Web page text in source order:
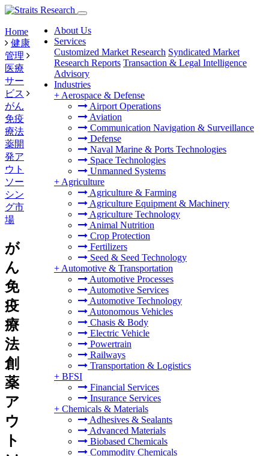
About Us
Services
Customized Market Research Syndicated Market
Research Reports Transaction & Legal Intelligence
Advisory
Industries
+ Aerospace & Defense
Airport Operations
Aviation
Communication Navigation & Surveillance
Defense
Naval Marine & Ports Technologies
Space Technologies
Unmanned Systems
+ Agriculture
Agriculture & Farming
Agriculture Equipment & Machinery
Agriculture Technology
Animal Nutrition
Crop Protection
Fertilizers
Seed & Seed Technology
+ Automotive & Transportation
Automotive Processes
Automotive Services
Automotive Technology
Autonomous Vehicles
Chasis & Body
Electric Vehicle
Powertrain
Railways
Transportation & Logistics
+ BFSI
Financial Services
Insurance Services
+ Chemicals & Materials
Adhesives & Sealants
Advanced Materials
Biobased Chemicals
Commodity Chemicals
Home
健康
管理
医療
サー
ビス
がん
免疫
療法
薬開
発ア
ウト
ソー
シン
グ市
場
が
ん
免
疫
療
法
創
薬
ア
ウ
ト